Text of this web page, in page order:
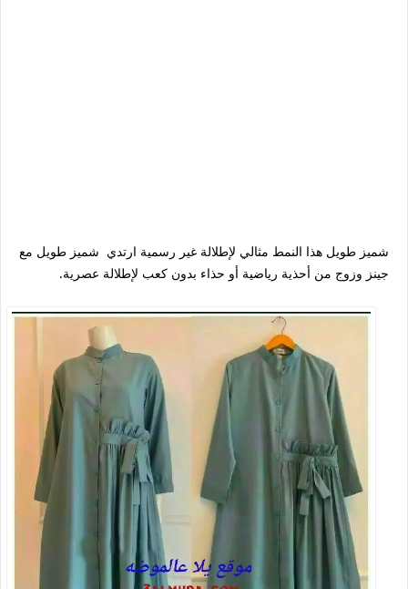
شميز طويل هذا النمط مثالي لإطلالة غير رسمية ارتدي شميز طويل مع
جينز وزوج من أحذية رياضية أو حذاء بدون كعب لإطلالة عصرية.